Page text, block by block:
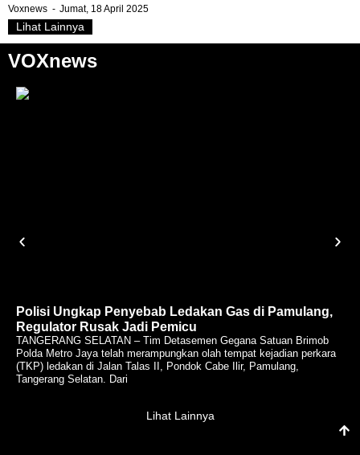
Voxnews Jumat, 18 April 2025
Lihat Lainnya
VOXnews
Polisi Ungkap Penyebab Ledakan Gas di Pamulang,
Regulator Rusak Jadi Pemicu
TANGERANG SELATAN – Tim Detasemen Gegana Satuan Brimob
Polda Metro Jaya telah merampungkan olah tempat kejadian perkara
(TKP) ledakan di Jalan Talas II, Pondok Cabe Ilir, Pamulang,
Tangerang Selatan. Dari
Lihat Lainnya